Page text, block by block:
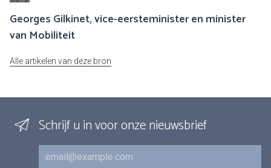
Georges Gilkinet, vice-eersteminister en minister
van Mobiliteit
Alle artikelen van deze bron
Schrijf u in voor onze nieuwsbrief
E-mail